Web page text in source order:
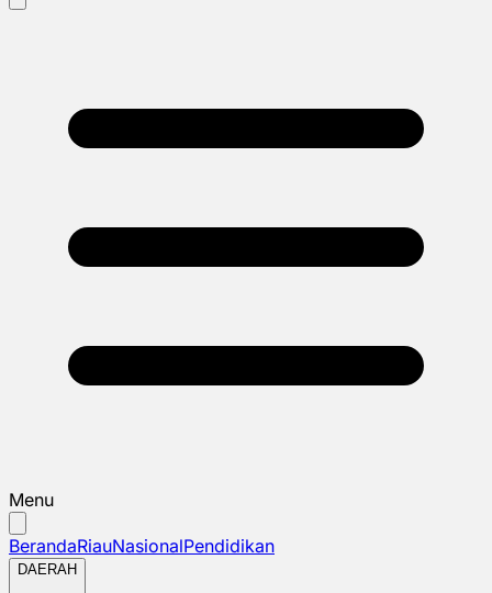
Menu
BerandaRiauNasionalPendidikan
DAERAH